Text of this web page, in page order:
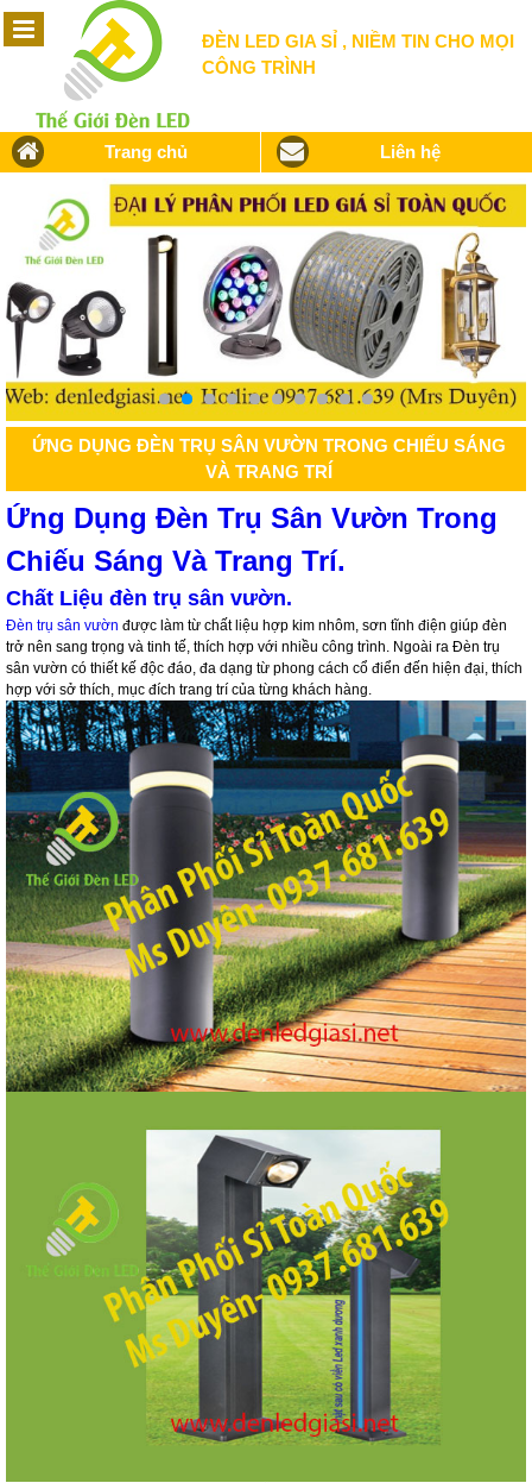
ĐÈN LED GIA SỈ , NIỀM TIN CHO MỌI
CÔNG TRÌNH
Trang chủ Liên hệ
ỨNG DỤNG ĐÈN TRỤ SÂN VƯỜN TRONG CHIẾU SÁNG
VÀ TRANG TRÍ
Ứng Dụng Đèn Trụ Sân Vườn Trong
Chiếu Sáng Và Trang Trí.
Chất Liệu đèn trụ sân vườn.
Đèn trụ sân vườn được làm từ chất liệu hợp kim nhôm, sơn tĩnh điện giúp đèn
trở nên sang trọng và tinh tế, thích hợp với nhiều công trình. Ngoài ra Đèn trụ
sân vườn có thiết kế độc đáo, đa dạng từ phong cách cổ điển đến hiện đại, thích
hợp với sở thích, mục đích trang trí của từng khách hàng.